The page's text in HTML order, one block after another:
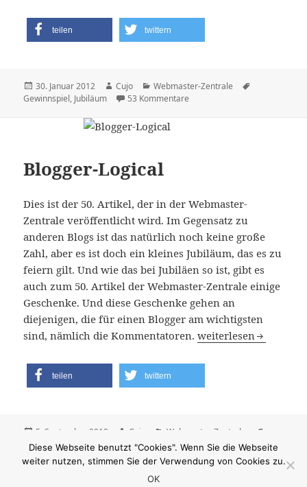
teilen twittern
Veröffentlicht
am
30. Januar 2012 Autor
Cujo Kategorien
Webmaster-Zentrale
Gewinnspiel, Jubiläum 53 Kommentare
Blogger-Logical
Dies ist der 50. Artikel, der in der Webmaster-
Zentrale veröffentlicht wird. Im Gegensatz zu
anderen Blogs ist das natürlich noch keine große
Zahl, aber es ist doch ein kleines Jubiläum, das es zu
feiern gilt. Und wie das bei Jubiläen so ist, gibt es
auch zum 50. Artikel der Webmaster-Zentrale einige
Geschenke. Und diese Geschenke gehen an
diejenigen, die für einen Blogger am wichtigsten
sind, nämlich die Kommentatoren.Blogger-Logical
weiterlesen
teilen twittern
Veröffentlicht
am
5. September 2010 Autor
Cujo Kategorien
Webmaster-Zentrale
Jubiläum,Logical,Top-Kommentatoren 6 Kommentarezu Blogger-
Stolz präsentiert von WordPress
Diese Webseite benutzt "Cookies". Wenn Sie die Webseite
weiter nutzen, stimmen Sie der Verwendung von Cookies zu.
OK